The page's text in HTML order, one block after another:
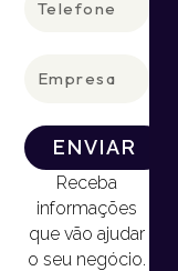
ENVIAR
Receba
informações
que vão ajudar
o seu negócio.